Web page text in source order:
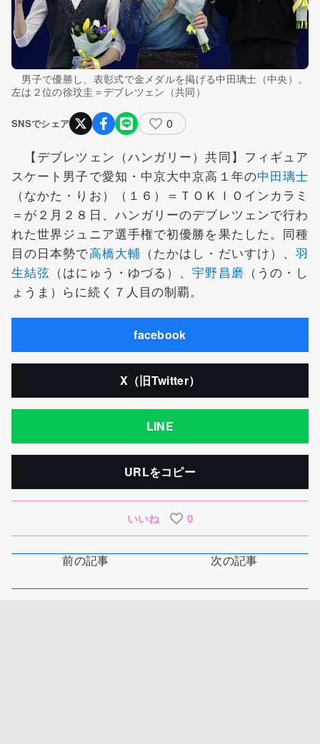
男子で優勝し、表彰式で金メダルを掲げる中田璃士（中央）。
左は２位の徐玟圭＝デブレツェン（共同）
SNSでシェア 0
【デブレツェン（ハンガリー）共同】フィギュア
スケート男子で愛知・中京大中京高１年の中田璃士
（なかた・りお）（１６）＝ＴＯＫＩＯインカラミ
＝が２月２８日、ハンガリーのデブレツェンで行わ
れた世界ジュニア選手権で初優勝を果たした。同種
目の日本勢で高橋大輔 （たかはし・だいすけ）、羽
生結弦 （はにゅう・ゆづる）、宇野昌磨 （うの・し
ょうま）らに続く７人目の制覇。
facebook
X（旧Twitter）
LINE
URLをコピー
いいね 0
前の記事 次の記事